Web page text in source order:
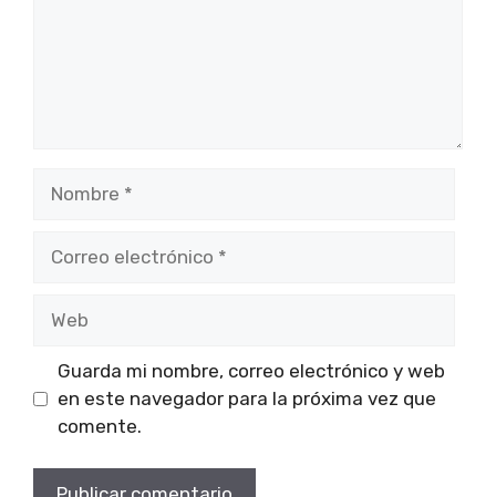
electrónico
Guarda mi nombre, correo electrónico y web
en este navegador para la próxima vez que
comente.